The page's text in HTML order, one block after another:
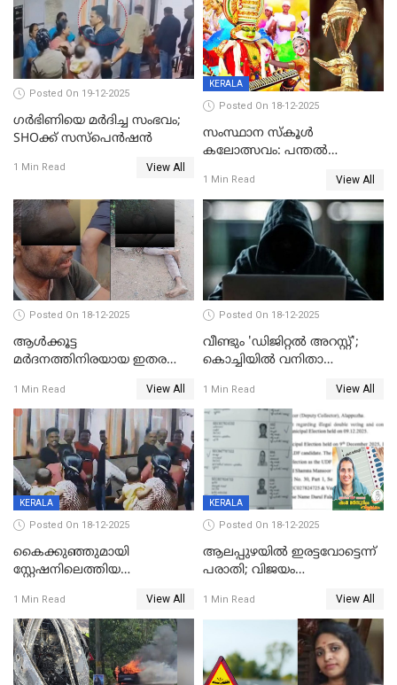
Posted On 19-12-2025
ഗര്‍ഭിണിയെ മർദിച്ച സംഭവം;
SHOക്ക് സസ്പെൻഷൻ
1 Min Read View All
KERALA
Posted On 18-12-2025
സംസ്ഥാന സ്കൂൾ
കലോത്സവം: പന്തൽ
1 Min Read View All
Posted On 18-12-2025
ആൾക്കൂട്ട
മർദനത്തിനിരയായ ഇതര
നടുക്കുന്ന സംഭവം
വാളയാറിൽ
1 Min Read View All
Posted On 18-12-2025
വീണ്ടും 'ഡിജിറ്റല്‍ അറസ്റ്റ്';
കൊച്ചിയില്‍ വനിതാ
കോടി രൂപ
1 Min Read View All
KERALA
Posted On 18-12-2025
കൈക്കുഞ്ഞുമായി
സ്റ്റേഷനിലെത്തിയ
കരണത്തടിച്ചു; CC ടിവി
ദൃശ്യങ്ങൾ പുറത്ത്
1 Min Read View All
KERALA
Posted On 18-12-2025
ആലപ്പുഴയിൽ ഇരട്ടവോട്ടെന്ന്
പരാതി; വിജയം
വാർഡിലെ എൽഡിഎഫ്
സ്ഥാനാർത്ഥി
1 Min Read View All